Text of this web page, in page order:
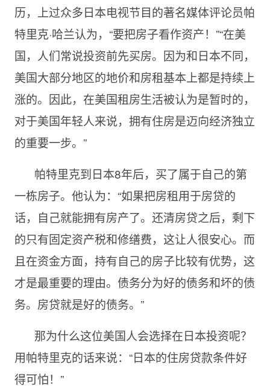
历，上过众多日本电视节目的著名媒体评论员帕
特里克·哈兰认为，“要把房子看作资产！”“在美
国，人们常说投资前先买房。因为和日本不同，
美国大部分地区的地价和房租基本上都是持续上
涨的。因此，在美国租房生活被认为是暂时的，
对于美国年轻人来说，拥有住房是迈向经济独立
的重要一步。”
帕特里克到日本8年后，买了属于自己的第
一栋房子。他认为：“如果把房租用于房贷的
话，自己就能拥有房产了。还清房贷之后，剩下
的只有固定资产税和修缮费，这让人很安心。而
且在资金方面，持有自己的房子比较有优势，这
才是最重要的理由。债务分为好的债务和坏的债
务。房贷就是好的债务。”
那为什么这位美国人会选择在日本投资呢？
用帕特里克的话来说：“日本的住房贷款条件好
得可怕！”